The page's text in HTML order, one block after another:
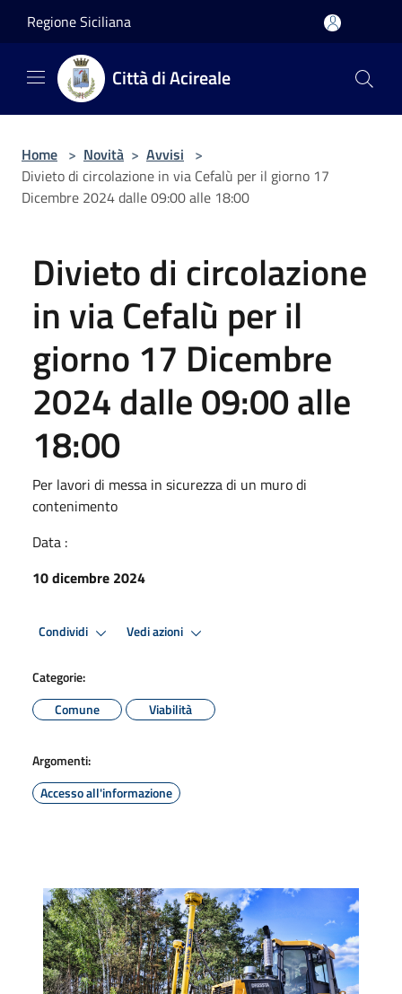
Regione Siciliana
Città di Acireale
Home > Novità > Avvisi >
Divieto di circolazione in via Cefalù per il giorno 17
Dicembre 2024 dalle 09:00 alle 18:00
Divieto di circolazione
in via Cefalù per il
giorno 17 Dicembre
2024 dalle 09:00 alle
18:00
Per lavori di messa in sicurezza di un muro di
contenimento
Data :
10 dicembre 2024
Condividi Vedi azioni
Categorie:
Comune
Viabilità
Argomenti:
Accesso all'informazione